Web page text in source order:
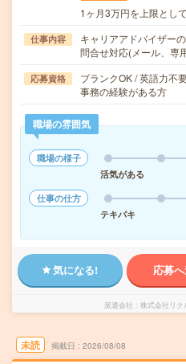
1ヶ月3万円を上限とし
仕事内容
キャリアアドバイザー
問合せ対応(メール、専
応募資格
ブランクOK / 英語力不
事務の経験がある方
職場の雰囲気
職場の様子
活気がある
仕事の仕方
テキパキ
気になる! 応募
派遣会社 株式会社リク
未読 掲載日 2026/08/08